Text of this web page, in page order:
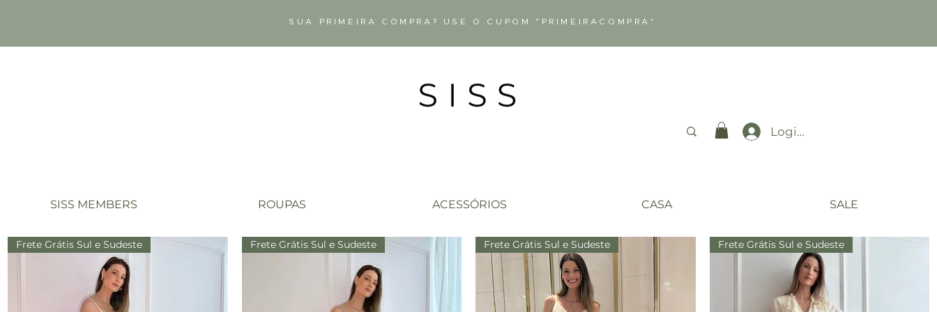
SUA PRIMEIRA COMPRA? USE O CUPOM "PRIMEIRACOMPRA"
Login
SISS MEMBERS ROUPAS ACESSÓRIOS CASA SALE
Frete Grátis Sul e Sudeste Frete Grátis Sul e Sudeste Frete Grátis Sul e Sudeste Frete Grátis Sul e Sudeste